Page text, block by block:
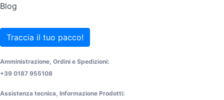
Blog
Traccia il tuo pacco!
Amministrazione, Ordini e Spedizioni:
+39 0187 955108
Assistenza tecnica, Informazione Prodotti: